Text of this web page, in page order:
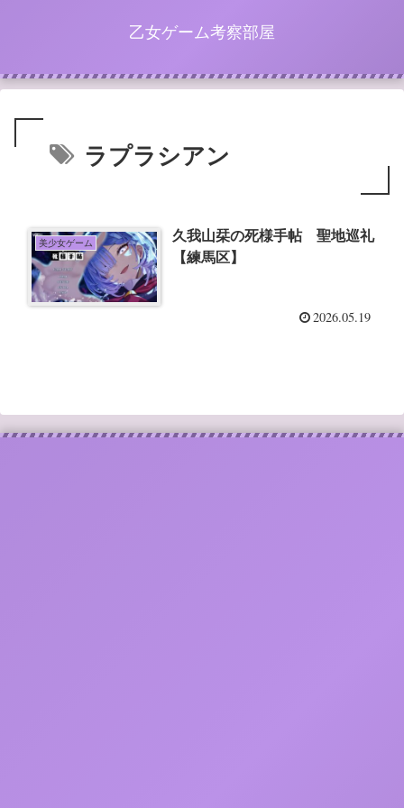
乙女ゲーム考察部屋
ラプラシアン
美少女ゲーム
久我山栞の死様手帖 聖地巡礼
【練馬区】
2026.05.19